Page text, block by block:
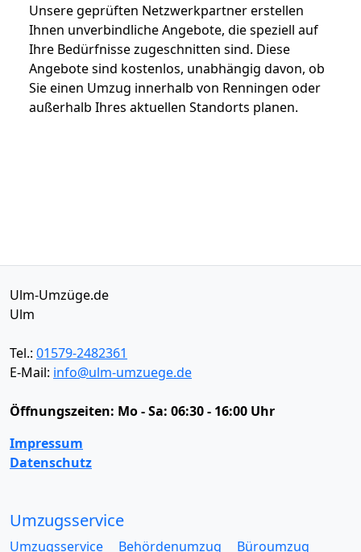
Unsere geprüften Netzwerkpartner erstellen
Ihnen unverbindliche Angebote, die speziell auf
Ihre Bedürfnisse zugeschnitten sind. Diese
Angebote sind kostenlos, unabhängig davon, ob
Sie einen Umzug innerhalb von Renningen oder
außerhalb Ihres aktuellen Standorts planen.
Ulm-Umzüge.de
Ulm
Tel.: 01579-2482361
E-Mail: info@ulm-umzuege.de
Öffnungszeiten: Mo - Sa: 06:30 - 16:00 Uhr
Impressum
Datenschutz
Umzugsservice
Umzugsservice Behördenumzug
Büroumzug